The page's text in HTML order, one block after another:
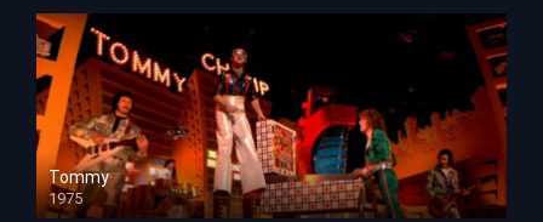
Tommy
1975
HD 1080p